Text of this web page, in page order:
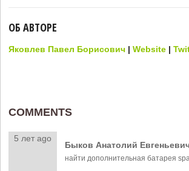
ОБ АВТОРЕ
Яковлев Павел Борисович |Website |
COMMENTS
5 лет ago
Быков Анатолий
найти дополнительная батарея